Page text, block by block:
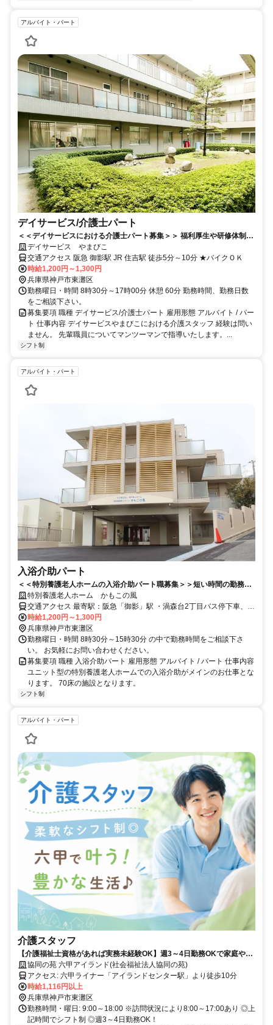
アルバイト・パート
デイサービス/介護士パート
＜＜デイサービスにおける介護士パート募集＞＞ 福利厚生や研修体制も
バッチリ◎
デイサービス やまびこ
交通アクセス 阪急 御影駅 JR 住吉駅 徒歩5分～10分 ★バイクＯＫ
時給1,200円～1,300円
兵庫県神戸市東灘区
勤務曜日・時間 8時30分～17時00分 休憩 60分 勤務時間、勤務日数
をご相談下さい。
募集要項 職種 デイサービス/介護士パート 雇用形態 アルバイト / パー
ト 仕事内容 デイサービスやまびこにおける介護スタッフ 経験は問い
ません。 先輩職員についてマンツーマンで指導いたします。...
シフト制
アルバイト・パート
入浴介助パート
＜＜特別養護老人ホームの入浴介助パート職募集＞＞短い時間の勤務や
ダブルワークや扶養内も可能です♪
特別養護老人ホーム かもこの風
交通アクセス 最寄駅：阪急「御影」駅 ・渦森台2丁目バス停下車、徒
時給1,200円～1,300円
兵庫県神戸市東灘区
勤務曜日・時間 8時30分～15時30分 の中で勤務時間をご相談下さ
い。 お気軽にお問い合わせください。
募集要項 職種 入浴介助パート 雇用形態 アルバイト / パート 仕事内容
ユニット型の特別養護老人ホームでの入浴介助がメインのお仕事とな
ります。 70床の施設となります。
シフト制
アルバイト・パート
介護スタッフ
【介護福祉士資格があれば実務未経験OK】週3～4日勤務OKで家庭やプ
ライベートと両立◎ / 風通しの良い温かい職場！
協同の苑 六甲アイランド(社会福祉法人協同の苑)
アクセス: 六甲ライナー「アイランドセンター駅」より徒歩10分
時給1,116円以上
兵庫県神戸市東灘区
勤務時間・曜日: 9:00～18:00 ※訪問状況により8:00～17:00あり ◎上
記時間でシフト制 ◎週3～4日勤務OK！